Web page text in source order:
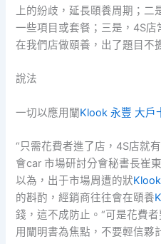
上的紛歧，延長頤養周期；
一些項目或套餐；三是，4S
在我們店做頤養，出了題目不
說法
一切以應用闡Klook 永豐 大戶
“只需花費者進了店，4S店就
會car 市場研討分會秘書長崔東
以為，出于市場周遭的狀
的斟酌，經銷商往往會在頤養
錢，這不成防止。“可是花費
用闡明書為焦點，不要輕信夥